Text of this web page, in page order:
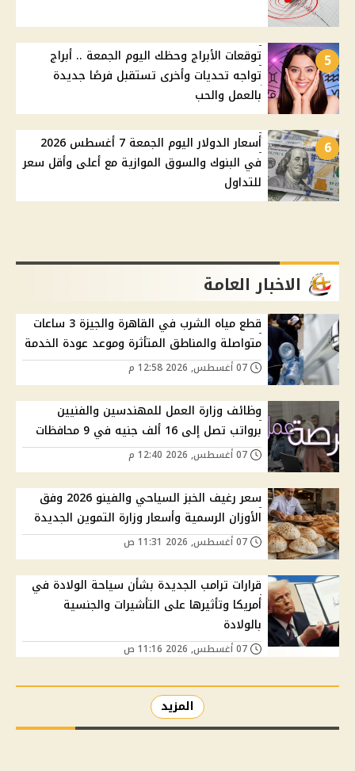
5
توقعات الأبراج وحظك اليوم الجمعة .. أبراج
تواجه تحديات وأخرى تستقبل فرصًا جديدة
بالعمل والحب
6
أسعار الدولار اليوم الجمعة 7 أغسطس 2026
في البنوك والسوق الموازية مع أعلى وأقل سعر
للتداول
الاخبار العامة
قطع مياه الشرب في القاهرة والجيزة 3 ساعات
متواصلة والمناطق المتأثرة وموعد عودة الخدمة
وظائف وزارة العمل للمهندسين والفنيين
برواتب تصل إلى 16 ألف جنيه في 9 محافظات
سعر رغيف الخبز السياحي والفينو 2026 وفق
الأوزان الرسمية وأسعار وزارة التموين الجديدة
قرارات ترامب الجديدة بشأن سياحة الولادة في
أمريكا وتأثيرها على التأشيرات والجنسية
بالولادة
المزيد